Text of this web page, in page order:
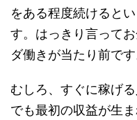
をある程度続けると
す。はっきり言って
ダ働きが当たり前です
むしろ、すぐに稼げ
でも最初の収益が生